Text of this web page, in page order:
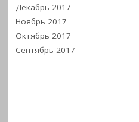
Декабрь 2017
Ноябрь 2017
Октябрь 2017
Сентябрь 2017